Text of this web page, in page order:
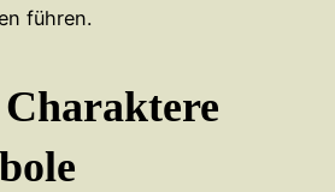
führen.
Charaktere